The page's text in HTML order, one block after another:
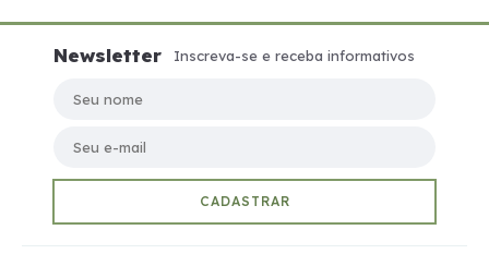
Newsletter
Inscreva-se e receba informativos
CADASTRAR